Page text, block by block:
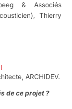
& Associés
Thierry
ARCHIDEV.
de ce projet ?